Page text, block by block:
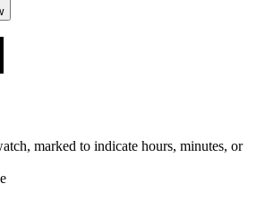
marked to indicate hours, minutes, or